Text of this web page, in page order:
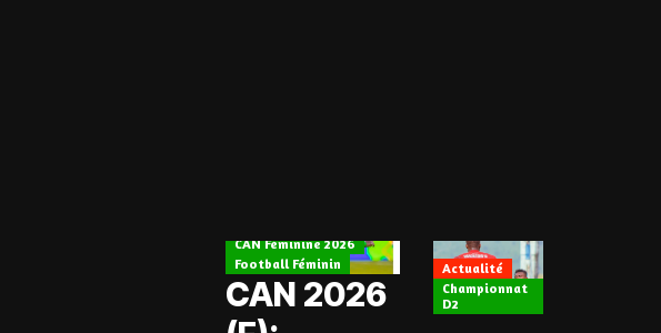
CAN Féminine 2026
Football Féminin
CAN 2026
Actualité
Championnat
D2